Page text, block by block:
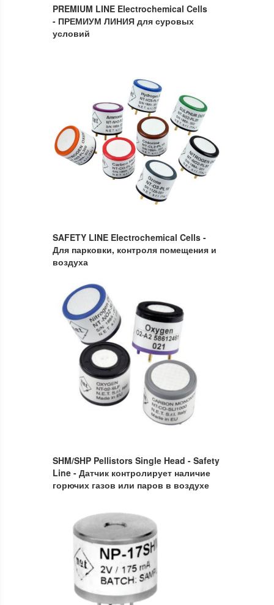
PREMIUM LINE Electrochemical Cells
- ПРЕМИУМ ЛИНИЯ для суровых
условий
SAFETY LINE Electrochemical Cells -
Для парковки, контроля помещения и
воздуха
SHM/SHP Pellistors Single Head - Safety
Line - Датчик контролирует наличие
горючих газов или паров в воздухе